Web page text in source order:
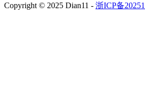
Copyright © 2025 Dian11 - 浙ICP备